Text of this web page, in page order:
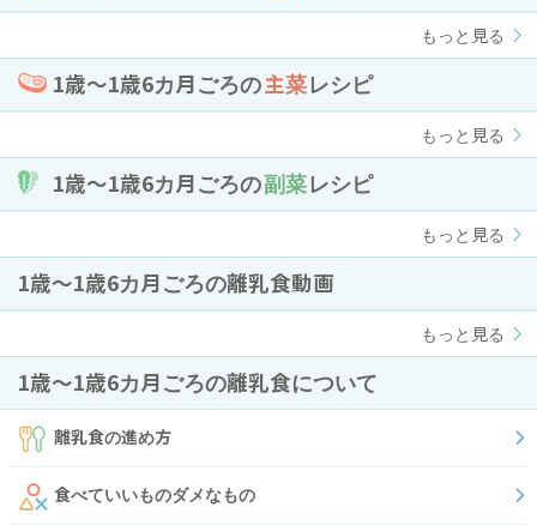
もっと見る
1歳〜1歳6カ月ごろの主菜レシピ
もっと見る
1歳〜1歳6カ月ごろの副菜レシピ
もっと見る
1歳〜1歳6カ月ごろの離乳食動画
もっと見る
1歳〜1歳6カ月ごろの離乳食について
離乳食の進め方
食べていいものダメなもの